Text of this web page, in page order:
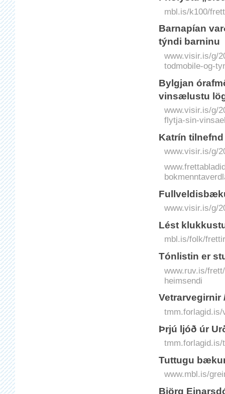
mbl.is/k100/
Barna­pían
týndi barninu
www.visir.is/g/
todmobile-og-
Bylgjan
vinsælustu
www.visir.is/g/
flytja-sin-
Katrín
www.visir.is/g/
www.visir.is/g/
Lést
mbl.is/folk/
Tónlistin er
www.ruv.is/
heimsendi
Vetrarvegirnir
Þrjú ljóð úr
Tuttugu
www.mbl.is/
Björg